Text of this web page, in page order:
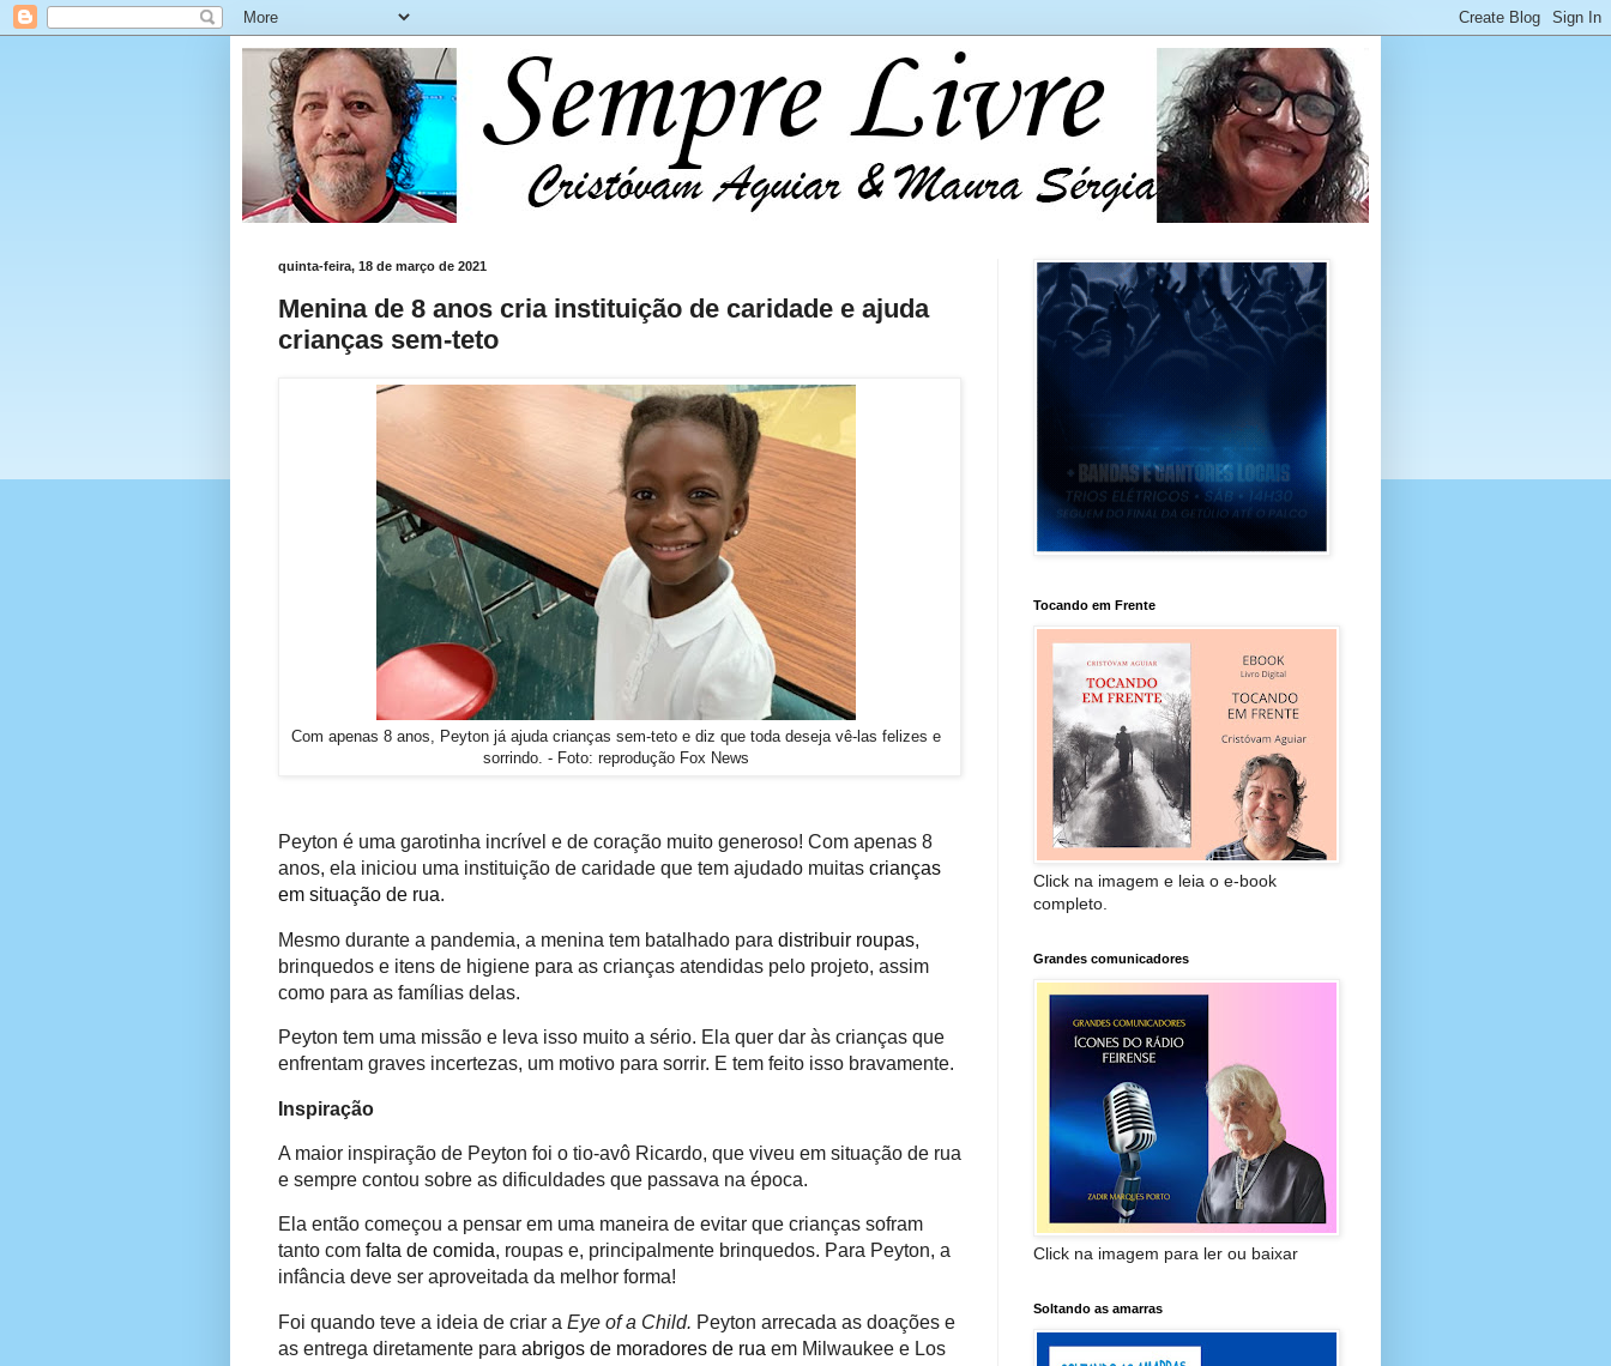
quinta-feira, 18 de março de 2021
Menina de 8 anos cria instituição de caridade e ajuda
crianças sem-teto
Com apenas 8 anos, Peyton já ajuda crianças sem-teto e diz que toda deseja vê-las felizes e
sorrindo. - Foto: reprodução Fox News
Peyton é uma garotinha incrível e de coração muito generoso! Com apenas 8
anos, ela iniciou uma instituição de caridade que tem ajudado muitas crianças
em situação de rua.
Mesmo durante a pandemia, a menina tem batalhado para distribuir roupas,
brinquedos e itens de higiene para as crianças atendidas pelo projeto, assim
como para as famílias delas.
Peyton tem uma missão e leva isso muito a sério. Ela quer dar às crianças que
enfrentam graves incertezas, um motivo para sorrir. E tem feito isso bravamente.
Inspiração
A maior inspiração de Peyton foi o tio-avô Ricardo, que viveu em situação de rua
e sempre contou sobre as dificuldades que passava na época.
Ela então começou a pensar em uma maneira de evitar que crianças sofram
tanto com falta de comida, roupas e, principalmente brinquedos. Para Peyton, a
infância deve ser aproveitada da melhor forma!
Foi quando teve a ideia de criar a Eye of a Child. Peyton arrecada as doações e
as entrega diretamente para abrigos de moradores de rua em Milwaukee e Los
Tocando em Frente
Click na imagem e leia o e-book
completo.
Grandes comunicadores
Click na imagem para ler ou baixar
Soltando as amarras